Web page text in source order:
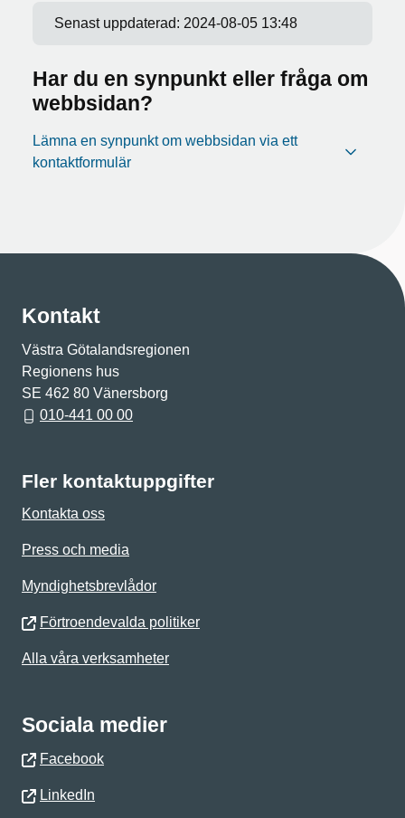
Senast uppdaterad: 2024-08-05 13:48
Har du en synpunkt eller fråga om
webbsidan?
Lämna en synpunkt om webbsidan via ett
kontaktformulär
Kontakt
Västra Götalandsregionen
Regionens hus
SE 462 80 Vänersborg
010-441 00 00
Fler kontaktuppgifter
Kontakta oss
Press och media
Myndighetsbrevlådor
Förtroendevalda politiker
Alla våra verksamheter
Sociala medier
Facebook
LinkedIn